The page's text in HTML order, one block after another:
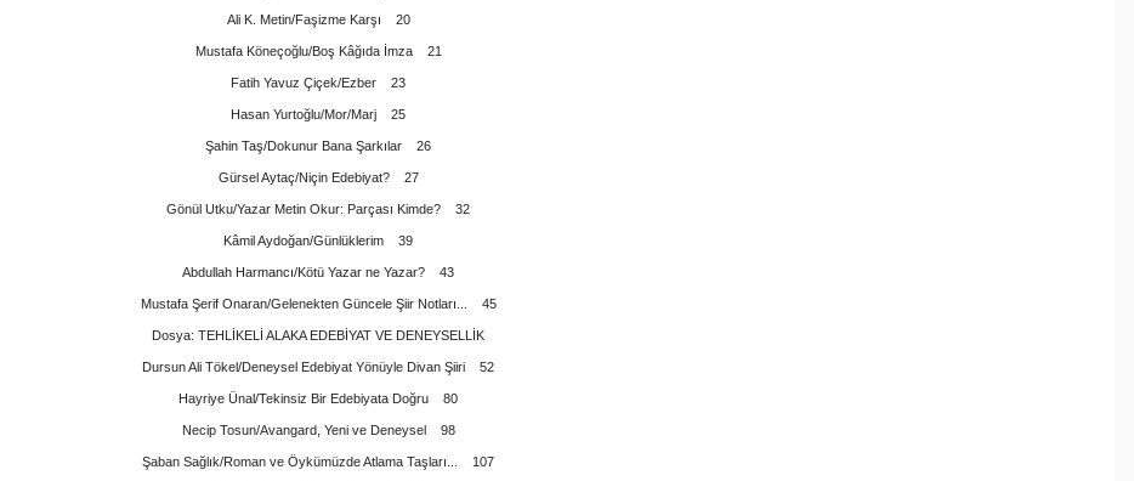
Ali K. Metin/Faşizme Karşı 20
Mustafa Köneçoğlu/Boş Kâğıda İmza 21
Fatih Yavuz Çiçek/Ezber 23
Hasan Yurtoğlu/Mor/Marj 25
Şahin Taş/Dokunur Bana Şarkılar 26
Gürsel Aytaç/Niçin Edebiyat? 27
Gönül Utku/Yazar Metin Okur: Parçası Kimde? 32
Kâmil Aydoğan/Günlüklerim 39
Abdullah Harmancı/Kötü Yazar ne Yazar? 43
Mustafa Şerif Onaran/Gelenekten Güncele Şiir Notları... 45
Dosya: TEHLİKELİ ALAKA EDEBİYAT VE DENEYSELLİK
Dursun Ali Tökel/Deneysel Edebiyat Yönüyle Divan Şiiri 52
Hayriye Ünal/Tekinsiz Bir Edebiyata Doğru 80
Necip Tosun/Avangard, Yeni ve Deneysel 98
Şaban Sağlık/Roman ve Öykümüzde Atlama Taşları... 107